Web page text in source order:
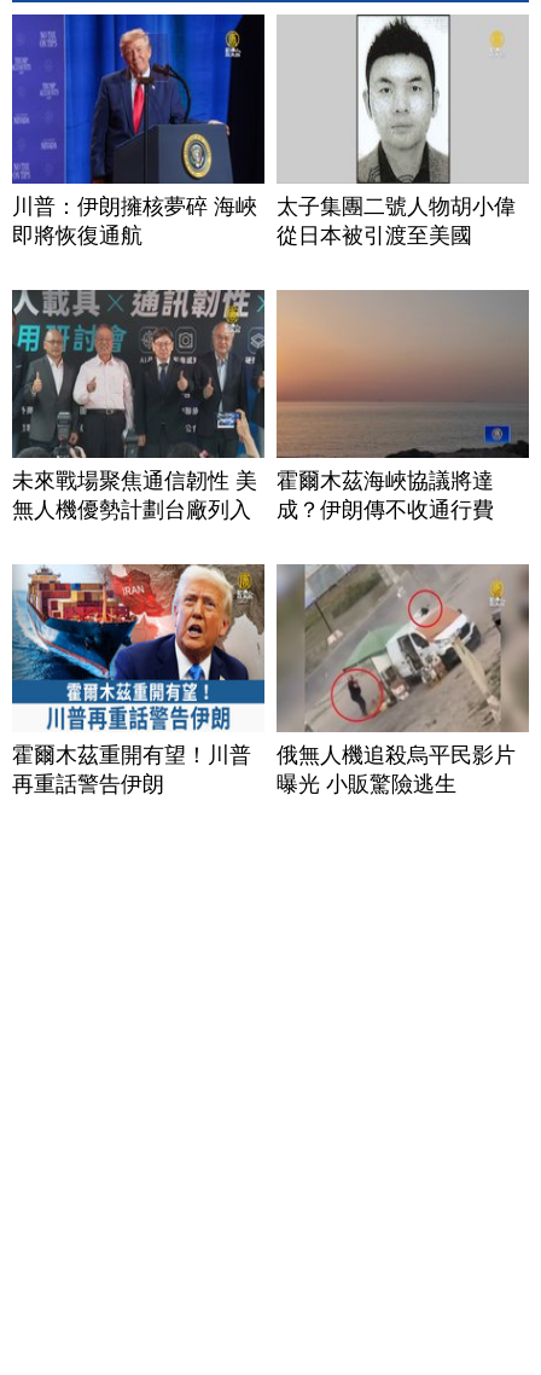
川普：伊朗擁核夢碎 海峽
即將恢復通航
太子集團二號人物胡小偉
從日本被引渡至美國
未來戰場聚焦通信韌性 美
無人機優勢計劃台廠列入
霍爾木茲海峽協議將達
成？伊朗傳不收通行費
霍爾木茲重開有望！川普
再重話警告伊朗
俄無人機追殺烏平民影片
曝光 小販驚險逃生